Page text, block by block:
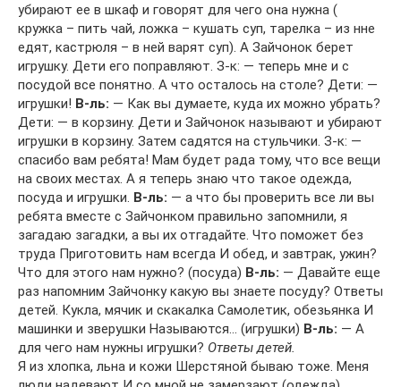
убирают ее в шкаф и говорят для чего она нужна (
кружка – пить чай, ложка – кушать суп, тарелка – из нне
едят, кастрюля – в ней варят суп). А Зайчонок берет
игрушку. Дети его поправляют. З-к: — теперь мне и с
посудой все понятно. А что осталось на столе? Дети: —
игрушки! В-ль: — Как вы думаете, куда их можно убрать?
Дети: — в корзину. Дети и Зайчонок называют и убирают
игрушки в корзину. Затем садятся на стульчики. З-к: —
спасибо вам ребята! Мам будет рада тому, что все вещи
на своих местах. А я теперь знаю что такое одежда,
посуда и игрушки. В-ль: — а что бы проверить все ли вы
ребята вместе с Зайчонком правильно запомнили, я
загадаю загадки, а вы их отгадайте. Что поможет без
труда Приготовить нам всегда И обед, и завтрак, ужин?
Что для этого нам нужно? (посуда) В-ль: — Давайте еще
раз напомним Зайчонку какую вы знаете посуду? Ответы
детей. Кукла, мячик и скакалка Самолетик, обезьянка И
машинки и зверушки Называются… (игрушки) В-ль: — А
для чего нам нужны игрушки? Ответы детей.
Я из хлопка, льна и кожи Шерстяной бываю тоже. Меня